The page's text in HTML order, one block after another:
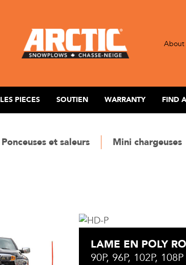
About
LES PIECES SOUTIEN WARRANTY FIND
Ponceuses et saleurs Mini chargeuses
LAME EN POLY
90P, 96P, 102P, 108P